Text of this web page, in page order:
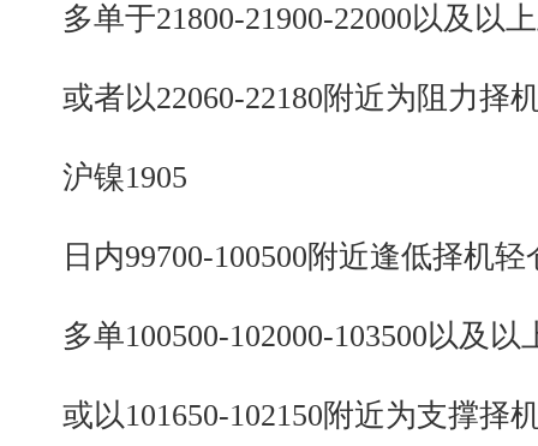
多单于21800-21900-22000以及以
或者以22060-22180附近为阻力择
沪镍1905
日内99700-100500附近逢低择机轻
多单100500-102000-103500以及以
或以101650-102150附近为支撑择